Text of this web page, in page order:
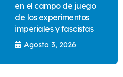
en el campo de juego
de los experimentos
imperiales y fascistas
Agosto 3, 2026